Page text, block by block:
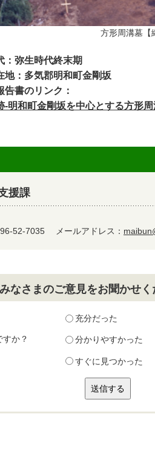
溝墓【織糸遺跡（
：弥生時代終末期
地：多気郡明和町金剛坂
告書のリンク：
-明和町金剛坂を中心とする方形
援課
52-7035 メールアドレス：
なさまのご意見をお聞かせく
充分だった
か？ 分かりやすかった
すぐに見つかった